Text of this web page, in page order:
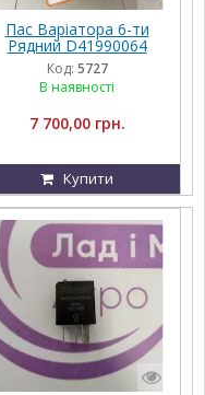
Пас Варіатора 6-ти
Рядний D41990064
Massey Ferguson 6B
BP/H-3315
Код: 5727
В наявності
7 700,00 грн.
Купити